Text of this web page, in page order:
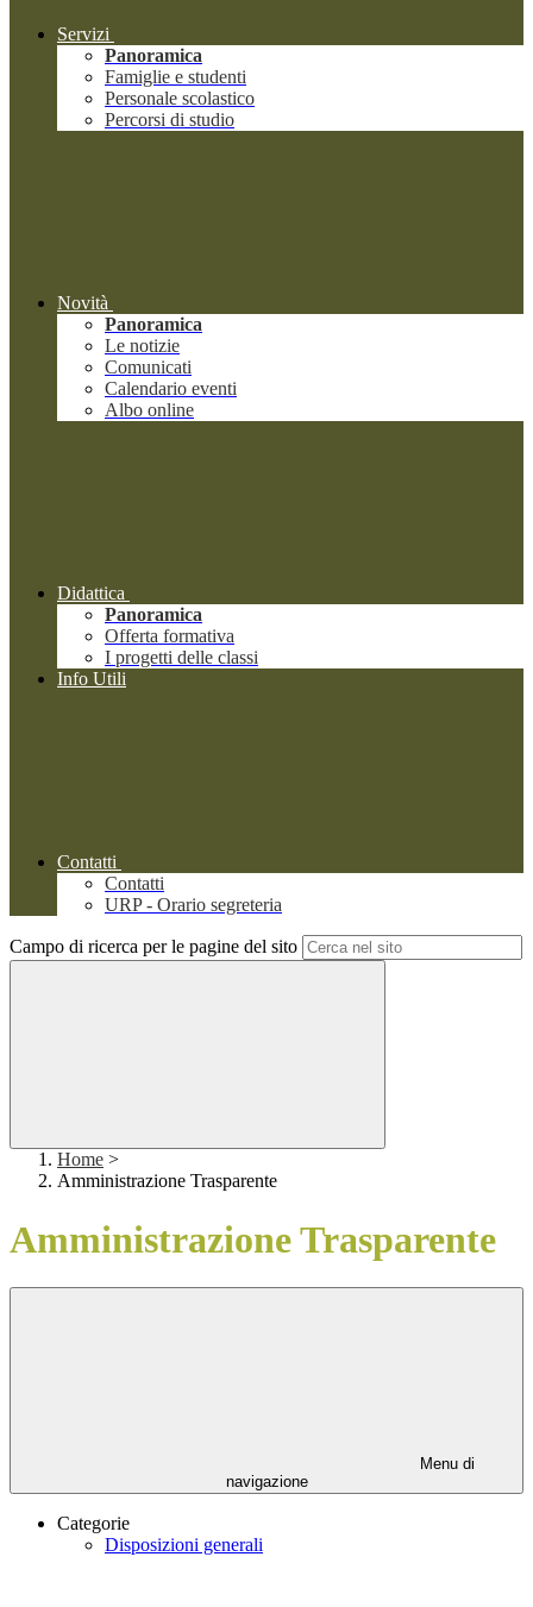
Servizi
Panoramica
Famiglie e studenti
Personale scolastico
Percorsi di studio
Novità
Panoramica
Le notizie
Comunicati
Calendario eventi
Albo online
Didattica
Panoramica
Offerta formativa
I progetti delle classi
Info Utili
Contatti
Contatti
URP - Orario segreteria
Campo di ricerca per le pagine del sito
Home >
Amministrazione Trasparente
Amministrazione Trasparente
Menu di
navigazione
Categorie
Disposizioni generali